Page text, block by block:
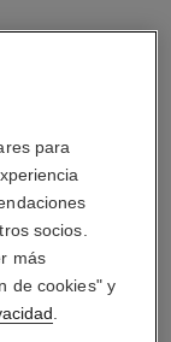
para
socios.
más
de cookies" y